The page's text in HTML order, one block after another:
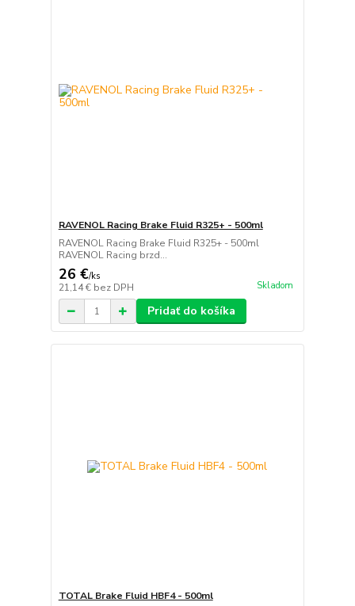
RAVENOL Racing Brake Fluid R325+ - 500ml
RAVENOL Racing Brake Fluid R325+ - 500ml
RAVENOL Racing brzd...
26 €/ks
21,14 € bez DPH Skladom
Pridať do košíka
TOTAL Brake Fluid HBF4 - 500ml